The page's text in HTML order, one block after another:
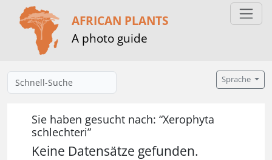
AFRICAN PLANTS
A photo guide
Sprache
Sie haben gesucht nach: “Xerophyta
schlechteri”
Keine Datensätze gefunden.